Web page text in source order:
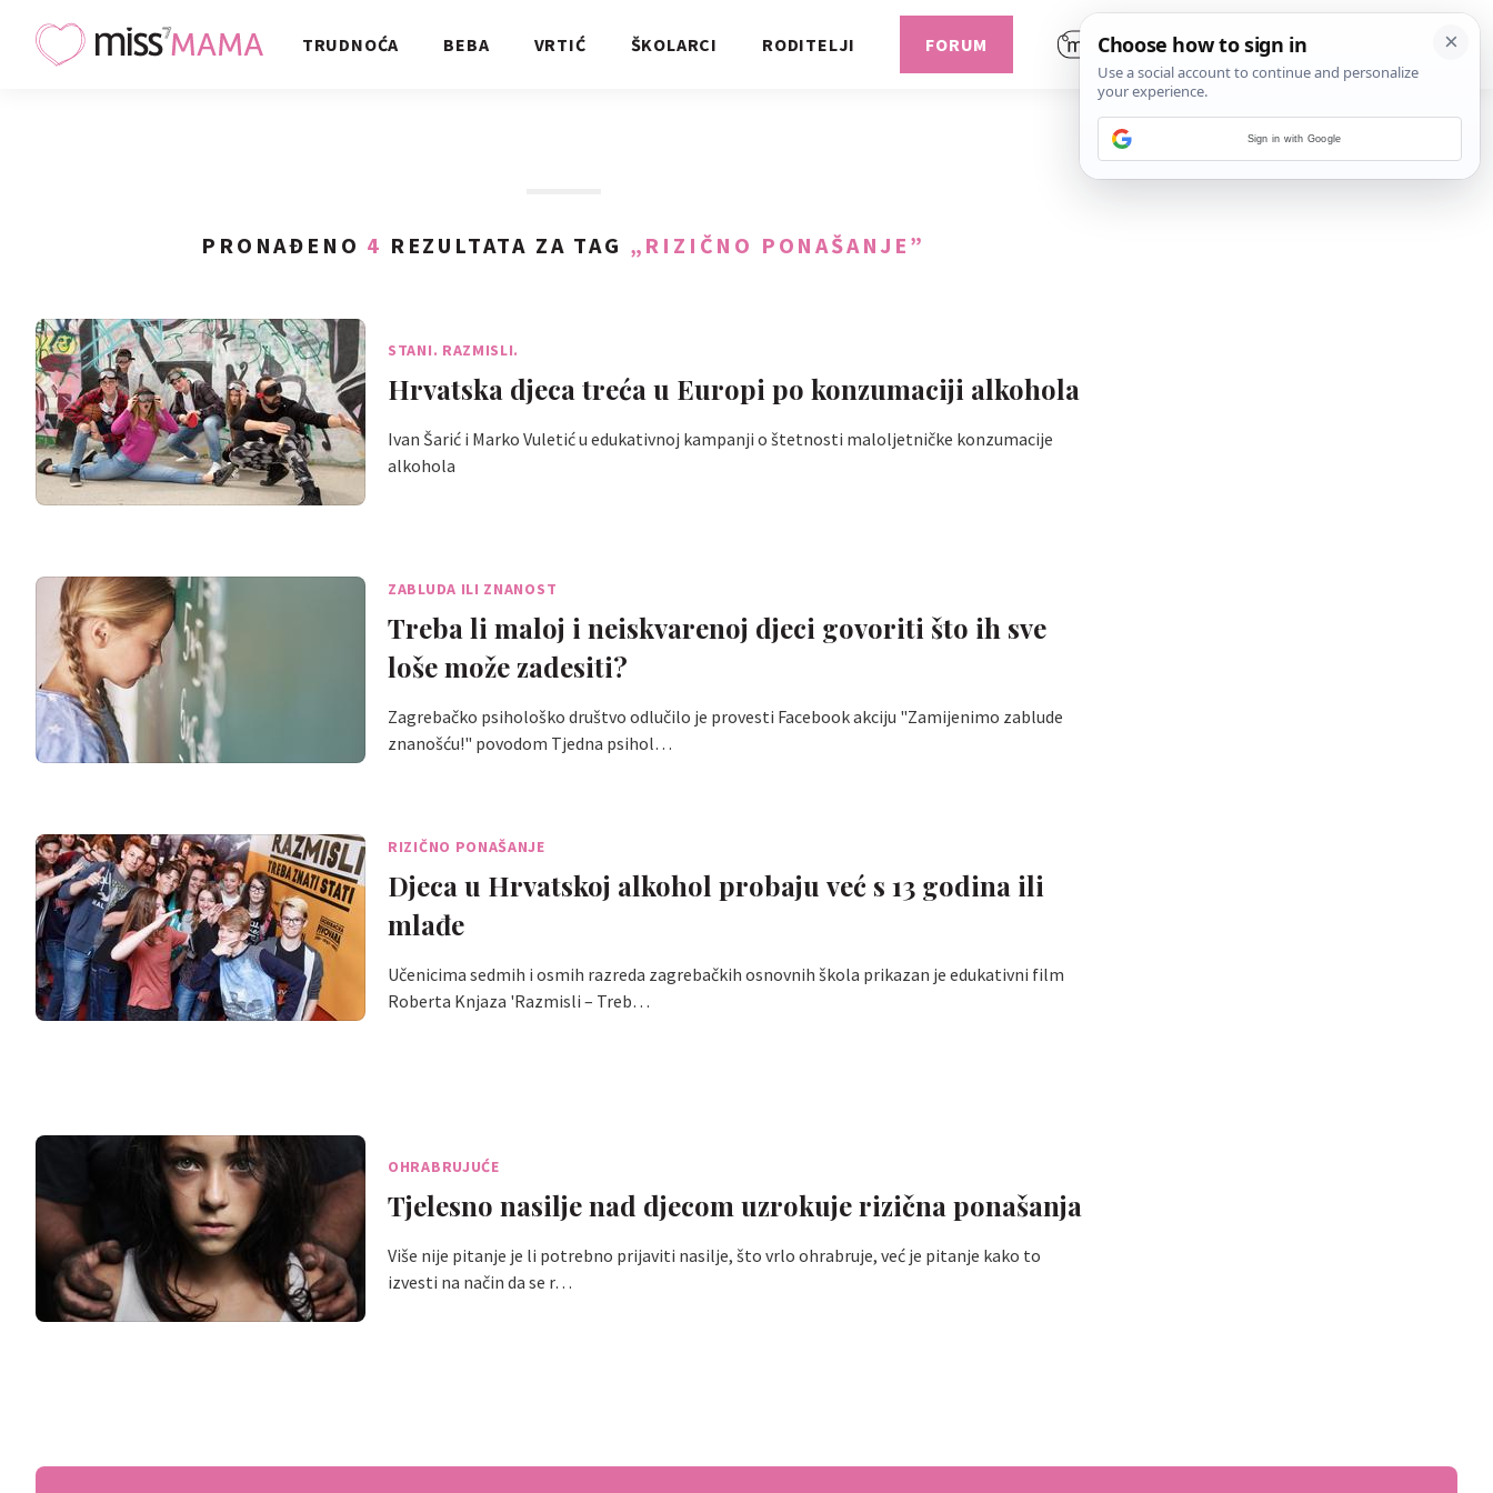
TRUDNOĆA BEBA VRTIĆ ŠKOLARCI RODITELJI FORUM
PRONAĐENO 4 REZULTATA ZA TAG „RIZIČNO PONAŠANJE”
STANI. RAZMISLI.
Hrvatska djeca treća u Europi po konzumaciji alkohola
Ivan Šarić i Marko Vuletić u edukativnoj kampanji o štetnosti maloljetničke konzumacije
alkohola
ZABLUDA ILI ZNANOST
Treba li maloj i neiskvarenoj djeci govoriti što ih sve
loše može zadesiti?
Zagrebačko psihološko društvo odlučilo je provesti Facebook akciju "Zamijenimo zablude
znanošću!" povodom Tjedna psihol…
RIZIČNO PONAŠANJE
Djeca u Hrvatskoj alkohol probaju već s 13 godina ili
mlađe
Učenicima sedmih i osmih razreda zagrebačkih osnovnih škola prikazan je edukativni film
Roberta Knjaza 'Razmisli – Treb…
OHRABRUJUĆE
Tjelesno nasilje nad djecom uzrokuje rizična ponašanja
Više nije pitanje je li potrebno prijaviti nasilje, što vrlo ohrabruje, već je pitanje kako to
izvesti na način da se r…
Sign in with Google